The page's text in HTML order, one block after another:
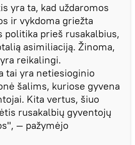
yra ta, kad uždaromos
ir vykdoma griežta
politika prieš rusakalbius,
asimiliaciją. Žinoma,
reikalingi.
tai yra netiesioginio
šalims, kuriose gyvena
Kita vertus, šiuo
rusakalbių gyventojų
— pažymėjo